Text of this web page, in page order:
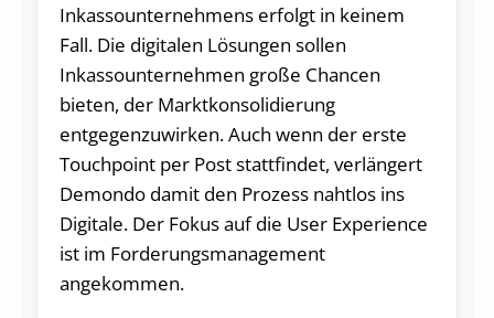
Inkassounternehmens erfolgt in keinem
Fall. Die digitalen Lösungen sollen
Inkassounternehmen große Chancen
bieten, der Marktkonsolidierung
entgegenzuwirken. Auch wenn der erste
Touchpoint per Post stattfindet, verlängert
Demondo damit den Prozess nahtlos ins
Digitale. Der Fokus auf die User Experience
ist im Forderungsmanagement
angekommen.